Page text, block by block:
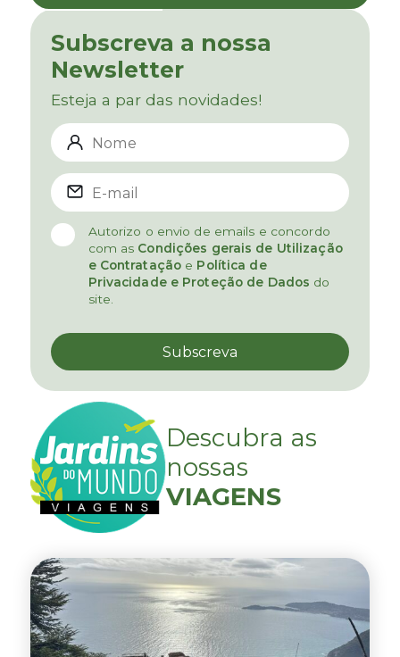
Subscreva a nossa
Newsletter
Esteja a par das novidades!
Autorizo o envio de emails e concordo
com as Condições gerais de Utilização
e Contratação e Política de
Privacidade e Proteção de Dados do
site.
Descubra as
nossas
VIAGENS